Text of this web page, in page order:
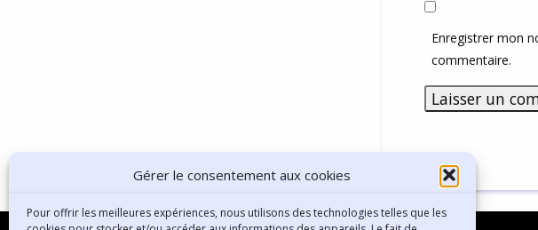
Gérer le consentement aux cookies
Pour offrir les meilleures expériences, nous utilisons des technologies telles que les
Enregistrer mon
commentaire.